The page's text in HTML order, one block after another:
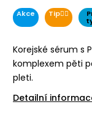
Akce Tip👌🏻
Korejské sérum s
komplexem pěti
pleti.
Detailní